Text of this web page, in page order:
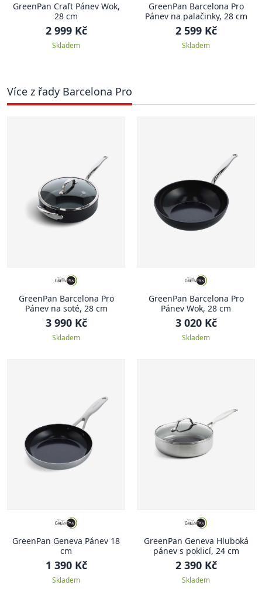
GreenPan Craft Pánev Wok,
28 cm
2 999 Kč
Skladem
GreenPan Barcelona Pro
Pánev na palačinky, 28 cm
2 599 Kč
Skladem
Více z řady Barcelona Pro
GreenPan Barcelona Pro
Pánev na soté, 28 cm
3 990 Kč
Skladem
GreenPan Barcelona Pro
Pánev Wok, 28 cm
3 020 Kč
Skladem
GreenPan Geneva Pánev 18
cm
1 390 Kč
Skladem
GreenPan Geneva Hluboká
pánev s poklicí, 24 cm
2 390 Kč
Skladem